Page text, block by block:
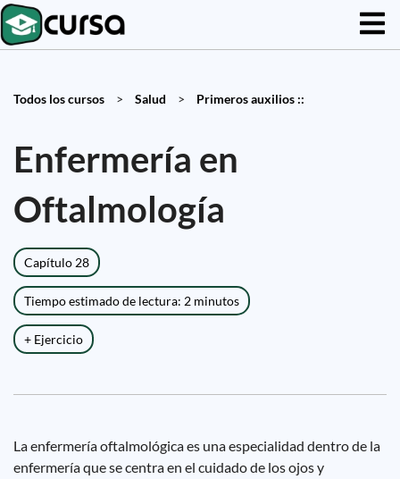
Todos los cursos > Salud > Primeros auxilios ::
Enfermería en
Oftalmología
Capítulo 28
Tiempo estimado de lectura: 2 minutos
+ Ejercicio
La enfermería oftalmológica es una especialidad dentro de la
enfermería que se centra en el cuidado de los ojos y